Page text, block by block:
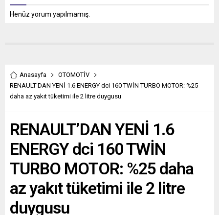
Henüz yorum yapılmamış.
Anasayfa
OTOMOTİV
RENAULT’DAN YENİ 1.6 ENERGY dci 160 TWİN TURBO MOTOR: %25
daha az yakıt tüketimi ile 2 litre duygusu
RENAULT’DAN YENİ 1.6
ENERGY dci 160 TWİN
TURBO MOTOR: %25 daha
az yakıt tüketimi ile 2 litre
duygusu